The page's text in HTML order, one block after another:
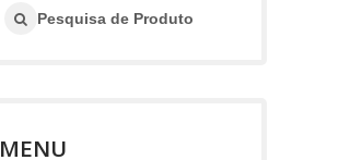
Pesquisa de Produto
MENU